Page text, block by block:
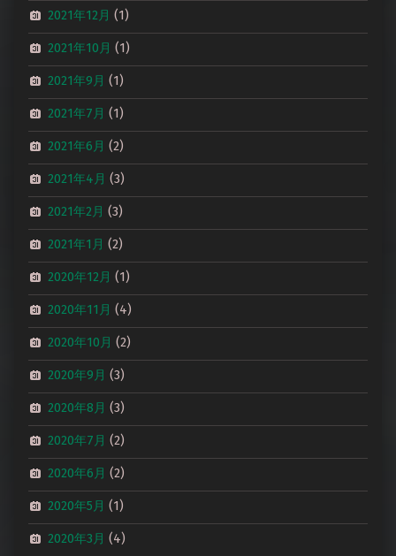
2021年12月 (1)
2021年10月 (1)
2021年9月 (1)
2021年7月 (1)
2021年6月 (2)
2021年4月 (3)
2021年2月 (3)
2021年1月 (2)
2020年12月 (1)
2020年11月 (4)
2020年10月 (2)
2020年9月 (3)
2020年8月 (3)
2020年7月 (2)
2020年6月 (2)
2020年5月 (1)
2020年3月 (4)